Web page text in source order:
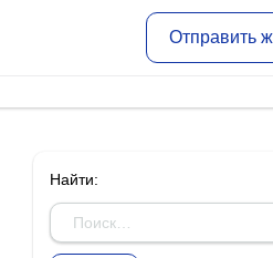
Отправить
Найти: